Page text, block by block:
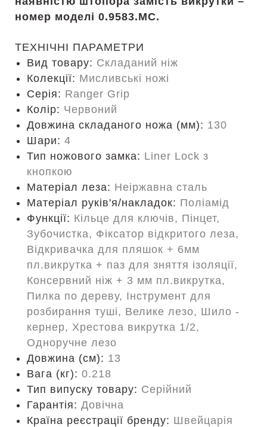
номер моделі 0.9583.MC.
ТЕХНІЧНІ ПАРАМЕТРИ
Вид товару: Складаний ніж
Колекції: Мисливські ножі
Серія: Ranger Grip
Колір: Червоний
Довжина складаного ножа (мм): 130
Шари: 4
Тип ножового замка: Liner Lock з
кнопкою
Матеріал леза: Неіржавна сталь
Матеріал руків'я/накладок: Поліамід
Функції: Кільце для ключів, Пінцет,
Зубочистка, Фіксатор відкритого леза,
Відкривачка для пляшок + 6мм
пл.викрутка + паз для зняття ізоляції,
Консервний ніж + 3 мм пл.викрутка,
Пилка по дереву, Інструмент для
розбирання туші, Велике лезо, Шило -
кернер, Хрестова викрутка 1/2,
Одноручне лезо
Довжина (cм): 13
Вага (кг): 0.218
Тип випуску товару: Серійний
Гарантія: Довічна
Країна реєстрації бренду: Швейцарія